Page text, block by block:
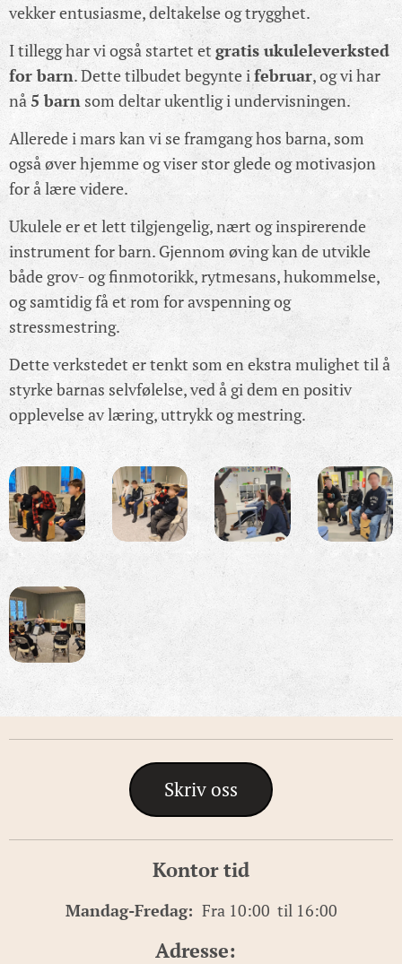
vekker entusiasme, deltakelse og trygghet.
I tillegg har vi også startet et gratis ukuleleverksted
for barn. Dette tilbudet begynte ifebruar, og vi har
nå5 barn som deltar ukentlig i undervisningen.
Allerede i mars kan vi se framgang hos barna, som
også øver hjemme og viser stor glede og motivasjon
for å lære videre.
Ukulele er et lett tilgjengelig, nært og inspirerende
instrument for barn. Gjennom øving kan de utvikle
både grov- og finmotorikk, rytmesans, hukommelse,
og samtidig få et rom for avspenning og
stressmestring.
Dette verkstedet er tenkt som en ekstra mulighet til å
styrke barnas selvfølelse, ved å gi dem en positiv
opplevelse av læring, uttrykk og mestring.
Skriv oss
Kontor tid
Mandag-Fredag: Fra 10:00 til 16:00
Adresse: